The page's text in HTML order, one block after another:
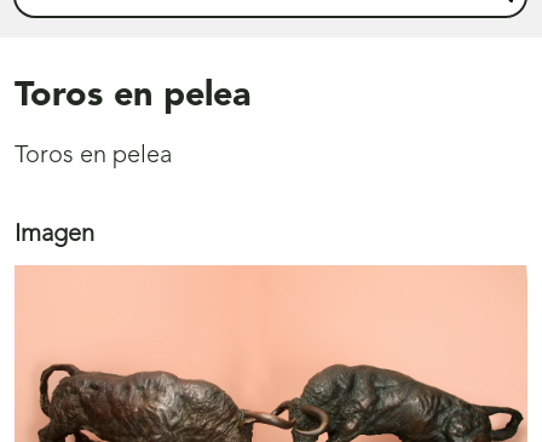
Toros en pelea
Toros en pelea
Imagen